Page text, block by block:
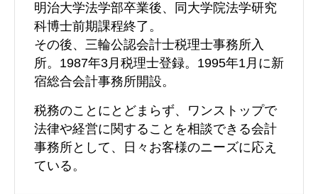
明治大学法学部卒業後、同大学院法学研究
科博士前期課程終了。
その後、三輪公認会計士税理士事務所入
所。1987年3月税理士登録。1995年1月に新
宿総合会計事務所開設。
税務のことにとどまらず、ワンストップで
法律や経営に関することを相談できる会計
事務所として、日々お客様のニーズに応え
ている。